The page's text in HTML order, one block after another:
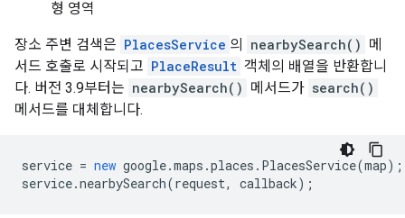
형 영역
장소 주변 검색은 PlacesService 의 nearbySearch() 메
서드 호출로 시작되고 PlaceResult 객체의 배열을 반환합니
다. 버전 3.9부터는 nearbySearch() 메서드가 search()
메서드를 대체합니다.
service = new google.maps .places . PlacesService(map);
service.nearbySearch(request, callback);